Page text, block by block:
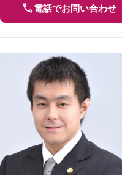
電話でお問い合わせ